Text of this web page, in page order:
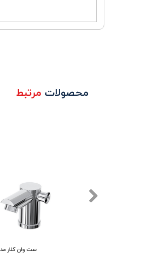
ست وان کلار
محصولات مرتبط